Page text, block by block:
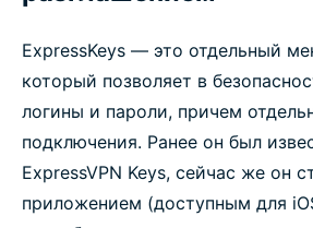
ExpressKeys — это отдельный
который позволяет в
логины и пароли, причем
подключения. Ранее он был
ExpressVPN Keys, сейчас же он
приложением (доступным для